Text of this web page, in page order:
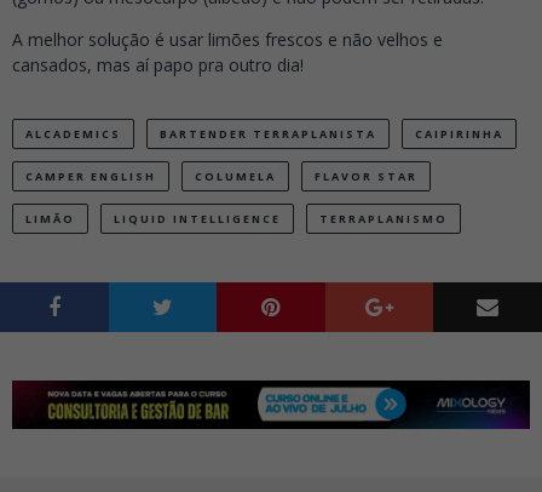
A melhor solução é usar limões frescos e não velhos e
cansados, mas aí papo pra outro dia!
ALCADEMICS BARTENDER TERRAPLANISTA CAIPIRINHA
CAMPER ENGLISH COLUMELA FLAVOR STAR
LIMÃO LIQUID INTELLIGENCE TERRAPLANISMO